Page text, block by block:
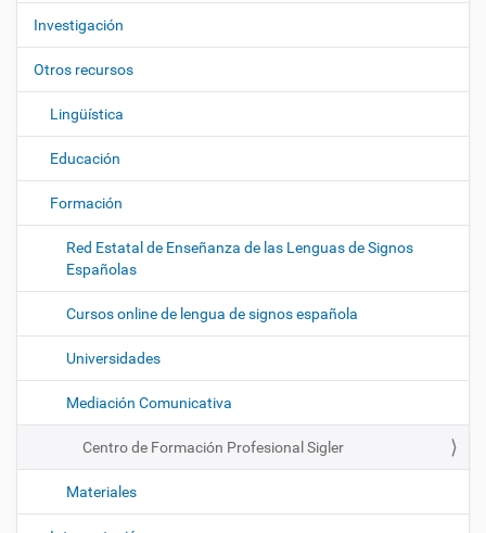
c
i
ó
n
Investigación
Otros recursos
Lingüística
Educación
Formación
Red Estatal de Enseñanza de las Lenguas de Signos
Españolas
Cursos online de lengua de signos española
Universidades
Mediación Comunicativa
Centro de Formación Profesional Sigler
Materiales